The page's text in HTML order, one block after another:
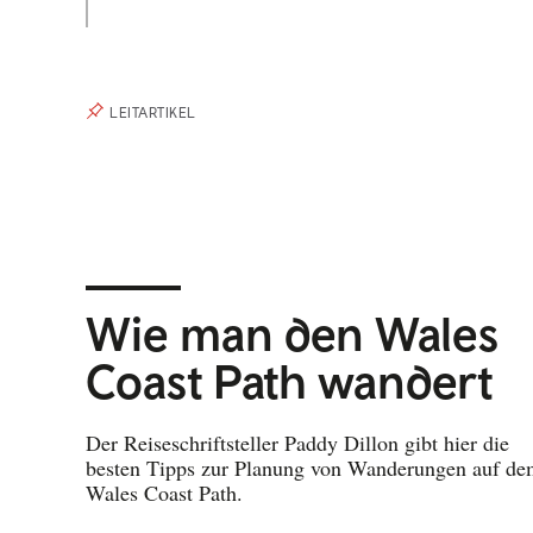
LEITARTIKEL
Wie man den Wales
Coast Path wandert
Der Reiseschriftsteller Paddy Dillon gibt hier die
besten Tipps zur Planung von Wanderungen auf
Wales Coast Path.